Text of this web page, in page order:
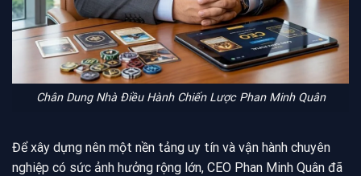
Chân Dung Nhà Điều Hành Chiến Lược Phan Minh Quân
Để xây dựng nên một nền tảng uy tín và vận hành chuyên
nghiệp có sức ảnh hưởng rộng lớn, CEO Phan Minh Quân đã